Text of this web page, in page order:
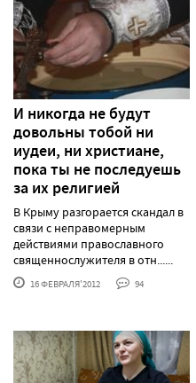
И никогда не будут
довольны тобой ни
иудеи, ни христиане,
пока ты не последуешь
за их религией
В Крыму разгорается скандал в
связи с неправомерным
действиями православного
священнослужителя в отн......
16 ФЕВРАЛЯ'2012 94